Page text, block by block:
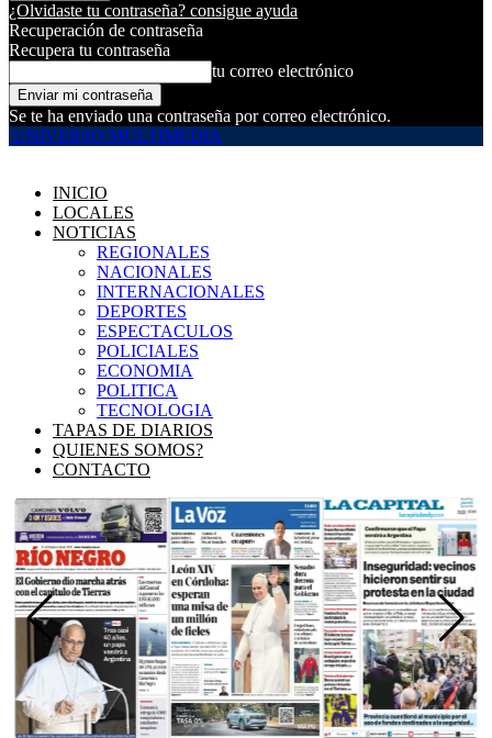
¿Olvidaste tu contraseña? consigue ayuda
Recuperación de contraseña
Recupera tu contraseña
tu correo electrónico
Se te ha enviado una contraseña por correo electrónico.
UNIVERSO MULTIMEDIA
INICIO
LOCALES
NOTICIAS
REGIONALES
NACIONALES
INTERNACIONALES
DEPORTES
ESPECTACULOS
POLICIALES
ECONOMIA
POLITICA
TECNOLOGIA
TAPAS DE DIARIOS
QUIENES SOMOS?
CONTACTO